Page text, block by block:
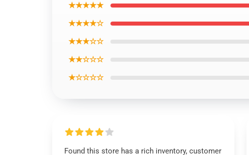
★★★★★
★★★★☆
★★★☆☆
★★☆☆☆
★☆☆☆☆
Found this store has a rich inventory, customer